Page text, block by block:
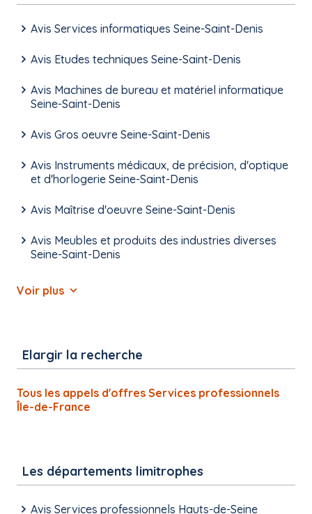
Avis Services informatiques Seine-Saint-Denis
Avis Etudes techniques Seine-Saint-Denis
Avis Machines de bureau et matériel informatique
Seine-Saint-Denis
Avis Gros oeuvre Seine-Saint-Denis
Avis Instruments médicaux, de précision, d'optique
et d'horlogerie Seine-Saint-Denis
Avis Maîtrise d'oeuvre Seine-Saint-Denis
Avis Meubles et produits des industries diverses
Seine-Saint-Denis
Voir plus
Elargir la recherche
Tous les appels d'offres Services professionnels
Île-de-France
Les départements limitrophes
Avis Services professionnels Hauts-de-Seine